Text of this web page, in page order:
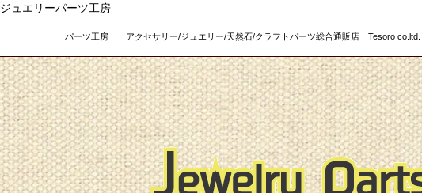
ジュエリーパーツ工房
パーツ工房 アクセサリー/ジュエリー/天然石/クラフトパーツ総合通販店 Tesoro co.ltd.